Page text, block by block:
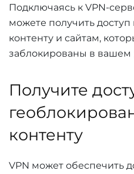
Подключаясь к VPN-
можете получить
контенту и сайтам,
заблокированы в вашем
Получите
контенту
VPN может обеспечить